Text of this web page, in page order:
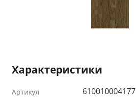
Характеристики
Артикул 610010004177